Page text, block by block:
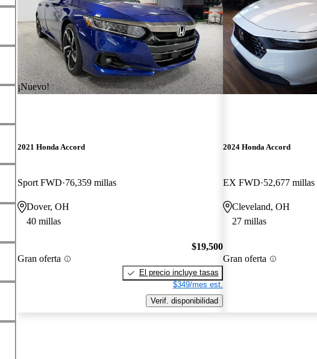
¡Nuevo!
2021 Honda Accord
Sport FWD 76,359 millas
Dover, OH
40 millas
Gran oferta
$19,500
El precio incluye tasas
$349/mes est.
Verif. disponibilidad
2024 Honda Accord
EX FWD 52,677 millas
Cleveland, OH
27 millas
Gran oferta